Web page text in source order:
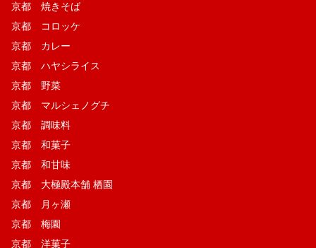
京都 焼きそば
京都 コロッケ
京都 カレー
京都 ハヤシライス
京都 野菜
京都 マルシェノグチ
京都 調味料
京都 和菓子
京都 和甘味
京都 大極殿本舗 栖園
京都 月ヶ瀬
京都 梅園
京都 洋菓子